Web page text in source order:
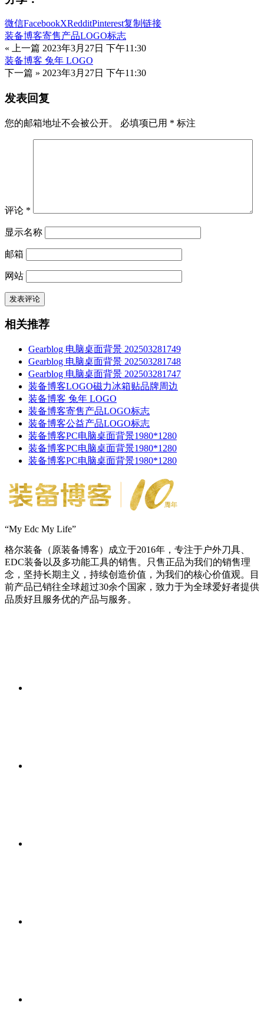
微信FacebookXRedditPinterest复制链接
装备博客寄售产品LOGO标志
« 上一篇 2023年3月27日 下午11:30
装备博客 兔年 LOGO
下一篇 » 2023年3月27日 下午11:30
发表回复
您的邮箱地址不会被公开。 必填项已用 * 标注
评论 *
显示名称
邮箱
网站
相关推荐
Gearblog 电脑桌面背景 202503281749
Gearblog 电脑桌面背景 202503281748
Gearblog 电脑桌面背景 202503281747
装备博客LOGO磁力冰箱贴品牌周边
装备博客 兔年 LOGO
装备博客寄售产品LOGO标志
装备博客公益产品LOGO标志
装备博客PC电脑桌面背景1980*1280
装备博客PC电脑桌面背景1980*1280
装备博客PC电脑桌面背景1980*1280
“My Edc My Life”
格尔装备（原装备博客）成立于2016年，专注于户外刀具、
EDC装备以及多功能工具的销售。只售正品为我们的销售理
念，坚持长期主义，持续创造价值，为我们的核心价值观。目
前产品已销往全球超过30余个国家，致力于为全球爱好者提供
品质好且服务优的产品与服务。